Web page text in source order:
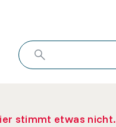
stimmt etwas nicht.